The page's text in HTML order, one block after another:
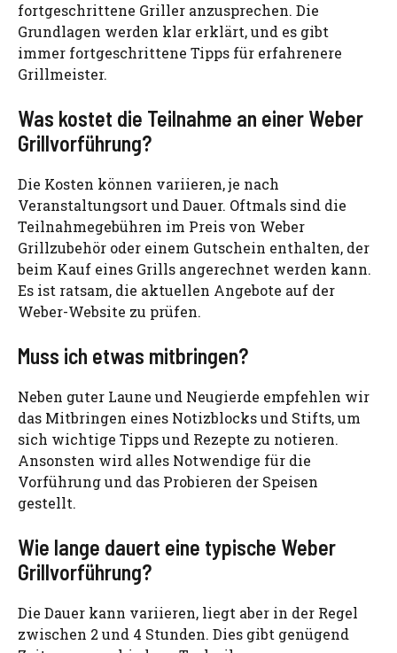
fortgeschrittene Griller anzusprechen. Die
Grundlagen werden klar erklärt, und es gibt
immer fortgeschrittene Tipps für erfahrenere
Grillmeister.
Was kostet die Teilnahme an einer Weber
Grillvorführung?
Die Kosten können variieren, je nach
Veranstaltungsort und Dauer. Oftmals sind die
Teilnahmegebühren im Preis von Weber
Grillzubehör oder einem Gutschein enthalten, der
beim Kauf eines Grills angerechnet werden kann.
Es ist ratsam, die aktuellen Angebote auf der
Weber-Website zu prüfen.
Muss ich etwas mitbringen?
Neben guter Laune und Neugierde empfehlen wir
das Mitbringen eines Notizblocks und Stifts, um
sich wichtige Tipps und Rezepte zu notieren.
Ansonsten wird alles Notwendige für die
Vorführung und das Probieren der Speisen
gestellt.
Wie lange dauert eine typische Weber
Grillvorführung?
Die Dauer kann variieren, liegt aber in der Regel
zwischen 2 und 4 Stunden. Dies gibt genügend